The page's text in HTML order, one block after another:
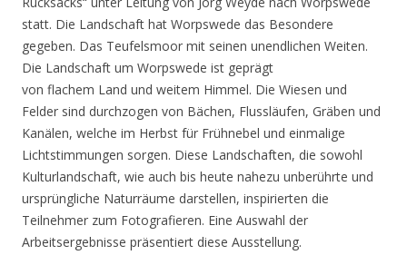
statt. Die Landschaft hat Worpswede das Besondere
gegeben. Das Teufelsmoor mit seinen unendlichen Weiten.
Die Landschaft um Worpswede ist geprägt
von flachem Land und weitem Himmel. Die Wiesen und
Felder sind durchzogen von Bächen, Flussläufen, Gräben und
Kanälen, welche im Herbst für Frühnebel und einmalige
Lichtstimmungen sorgen. Diese Landschaften, die sowohl
Kulturlandschaft, wie auch bis heute nahezu unberührte und
ursprüngliche Naturräume darstellen, inspirierten die
Teilnehmer zum Fotografieren. Eine Auswahl der
Arbeitsergebnisse präsentiert diese Ausstellung.